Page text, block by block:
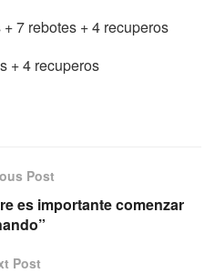
7 rebotes + 4 recuperos
+ 4 recuperos
Post
es importante comenzar
Post